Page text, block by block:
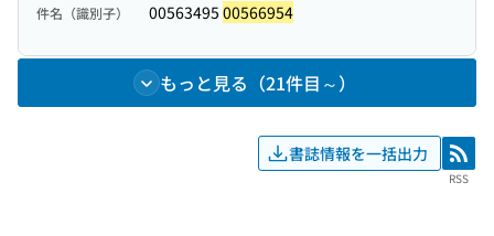
件名（識別子） 00563495 00566954
もっと見る（21件目～）
書誌情報を一括出力 RSS
RSS